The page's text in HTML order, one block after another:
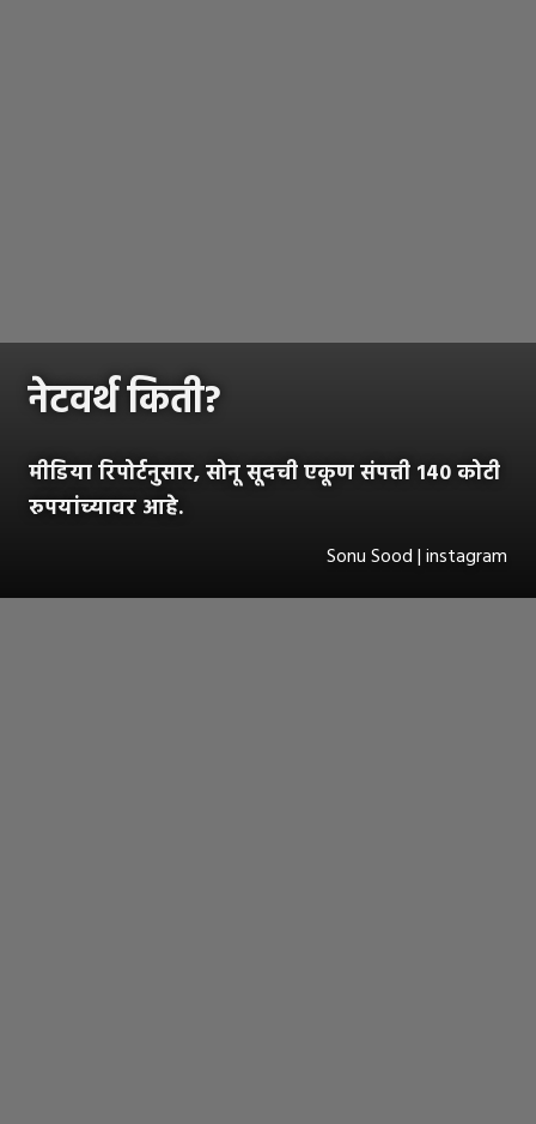
नेटवर्थ किती?
मीडिया रिपोर्टनुसार, सोनू सूदची एकूण संपत्ती 140 कोटी
रुपयांच्यावर आहे.
Sonu Sood | instagram